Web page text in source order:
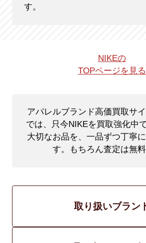
す。
NIKEの
TOPページを見る
アパレルブランド高価買取サ
では、只今NIKEを買取強化中
大切なお品を、一品ずつ丁寧
す。もちろん査定は無料
取り扱いブラン